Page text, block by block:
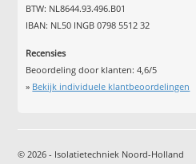
BTW: NL8644.93.496.B01
IBAN: NL50 INGB 0798 5512 32
Recensies
Beoordeling door klanten:4,6/5
» Bekijk individuele klantbeoordelingen
© 2026 - Isolatietechniek Noord-Holland